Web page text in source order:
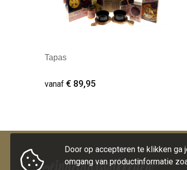
Tapas
vanaf € 89,95
Door op accepteren te klikken ga
omgang van productinformatie